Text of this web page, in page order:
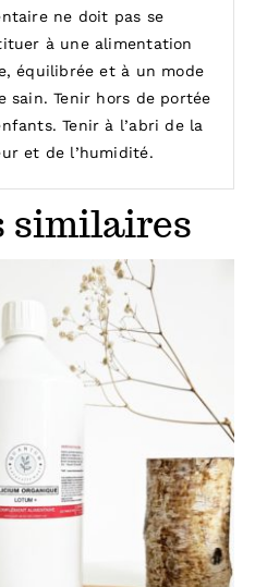
ne doit pas se
à une alimentation
équilibrée et à un mode
sain. Tenir hors de portée
Tenir à l’abri de la
et de l’humidité.
similaires